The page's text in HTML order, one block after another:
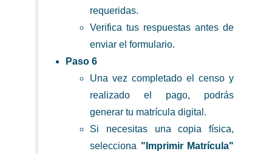
requeridas.
Verifica tus respuestas antes de
enviar el formulario.
Paso 6
Una vez completado el censo y
realizado el pago, podrás
generar tu matrícula digital.
Si necesitas una copia física,
selecciona "Imprimir Matrícula"